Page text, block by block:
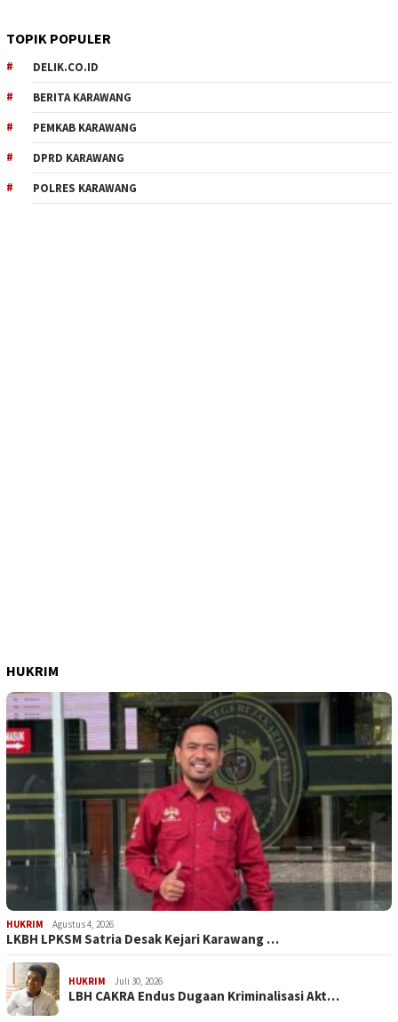
TOPIK POPULER
DELIK.CO.ID
BERITA KARAWANG
PEMKAB KARAWANG
DPRD KARAWANG
POLRES KARAWANG
HUKRIM
HUKRIM Agustus 4, 2026
LKBH LPKSM Satria Desak Kejari Karawang …
HUKRIM Juli 30, 2026
LBH CAKRA Endus Dugaan Kriminalisasi Akt…